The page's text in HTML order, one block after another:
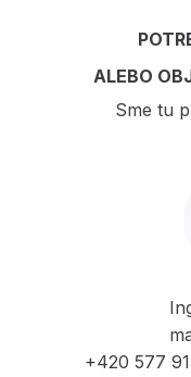
ALEBO
Sme tu
+420 577